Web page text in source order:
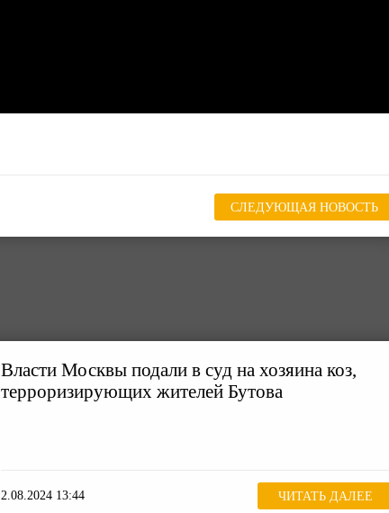
СЛЕДУЮЩАЯ НОВОСТЬ
Власти Москвы подали в суд на хозяина коз,
терроризирующих жителей Бутова
2.08.2024 13:44 ЧИТАТЬ ДАЛЕЕ